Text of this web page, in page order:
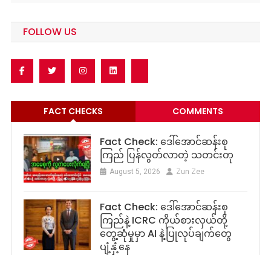
FOLLOW US
FACT CHECKS COMMENTS
Fact Check: ဒေါ်အောင်ဆန်းစု
ကြည် ပြန်လွတ်လာတဲ့ သတင်းတု
August 5, 2026 Zun Zee
Fact Check: ဒေါ်အောင်ဆန်းစု
ကြည်နဲ့ ICRC ကိုယ်စားလှယ်တို့
တွေ့ဆုံမှုမှာ AI နဲ့ပြုလုပ်ချက်တွေ
ပျံ့နှံ့နေ